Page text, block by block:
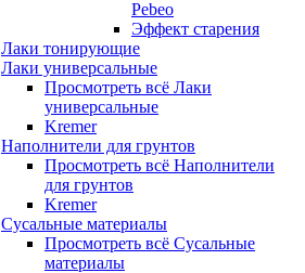
Pebeo
Эффект старения
Лаки тонирующие
Лаки универсальные
Просмотреть всё Лаки
универсальные
Kremer
Наполнители для грунтов
Просмотреть всё Наполнители
для грунтов
Kremer
Сусальные материалы
Просмотреть всё Сусальные
материалы